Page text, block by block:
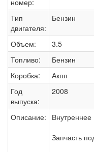
номер:
Тип
двигателя:
Бензин
Объем:
3.5
Топливо:
Бензин
Коробка:
Акпп
Год
выпуска:
2008
Описание:
Запчасть